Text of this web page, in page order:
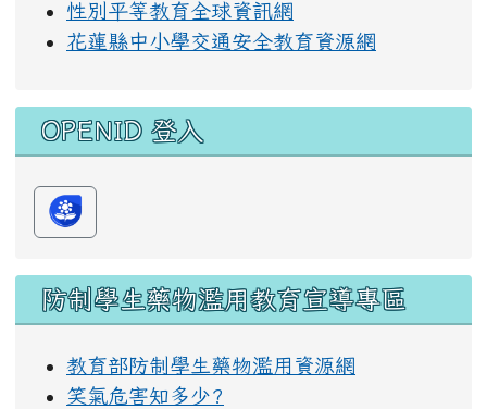
性別平等教育全球資訊網
花蓮縣中小學交通安全教育資源網
OPENID 登入
防制學生藥物濫用教育宣導專區
教育部防制學生藥物濫用資源網
笑氣危害知多少?